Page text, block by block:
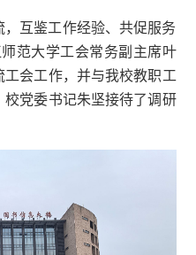
互鉴工作经验、共促服务
范大学工会常务副主席叶
工会工作，并与我校教职工
党委书记朱坚接待了调研